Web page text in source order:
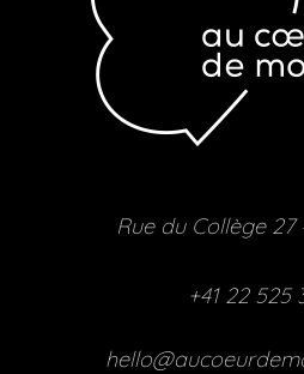
Rue du Collège 27
+41 22 525